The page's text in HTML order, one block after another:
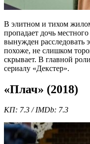
В элитном и тихом
пропадает дочь
вынужден расследовать
похоже, не слишком
скрывает. В главной
сериалу «Декстер».
«Плач» (2018)
КП: 7.3 / IMDb: 7.3